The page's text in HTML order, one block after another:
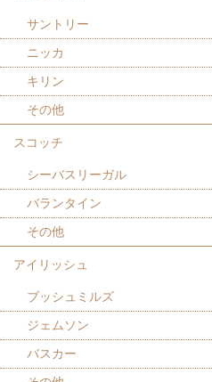
サントリー
ニッカ
キリン
その他
スコッチ
シーバスリーガル
バランタイン
その他
アイリッシュ
ブッシュミルズ
ジェムソン
バスカー